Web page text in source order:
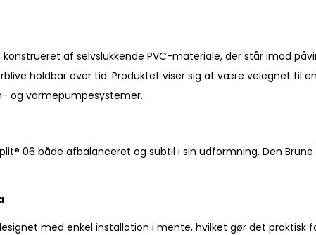
af selvslukkende PVC-materiale, der står imod
holdbar over tid. Produktet viser sig at være velegnet til
og varmepumpesystemer.
06 både afbalanceret og subtil i sin udformning. Den
med enkel installation i mente, hvilket gør det